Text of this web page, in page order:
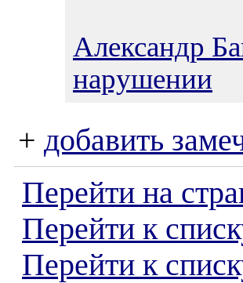
Александр
нарушении
+ добавить
Перейти на
Перейти к
Перейти к